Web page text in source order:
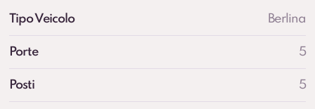
Tipo Veicolo Berlina
Porte 5
Posti 5